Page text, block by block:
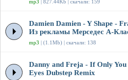
mp3 | 827.44Kb | скачали: 159
Damien Damien - Y Shape -
Из рекламы Мерседес А-
mp3 | (1.1Mb) | скачали: 138
Danny and Freja - If Only You
Eyes Dubstep Remix